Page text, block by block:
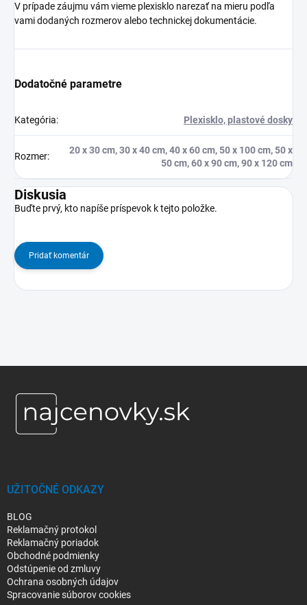
V prípade záujmu vám vieme plexisklo narezať na mieru podľa
vami dodaných rozmerov alebo technickej dokumentácie.
Dodatočné parametre
Kategória: Plexisklo, plastové dosky
Rozmer:
20 x 30 cm, 30 x 40 cm, 40 x 60 cm, 50 x 100 cm, 50 x
50 cm, 60 x 90 cm, 90 x 120 cm
Diskusia
Buďte prvý, kto napíše príspevok k tejto položke.
Pridať komentár
UŽITOČNÉ ODKAZY
BLOG
Reklamačný protokol
Reklamačný poriadok
Obchodné podmienky
Odstúpenie od zmluvy
Ochrana osobných údajov
Spracovanie súborov cookies